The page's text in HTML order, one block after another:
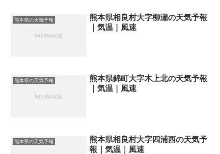
熊本県の天気予報
熊本県相良村大字柳瀬の天気予報
｜気温｜風速
熊本県の天気予報
熊本県錦町大字木上北の天気予報
｜気温｜風速
熊本県の天気予報
熊本県相良村大字四浦西の天気予
報｜気温｜風速